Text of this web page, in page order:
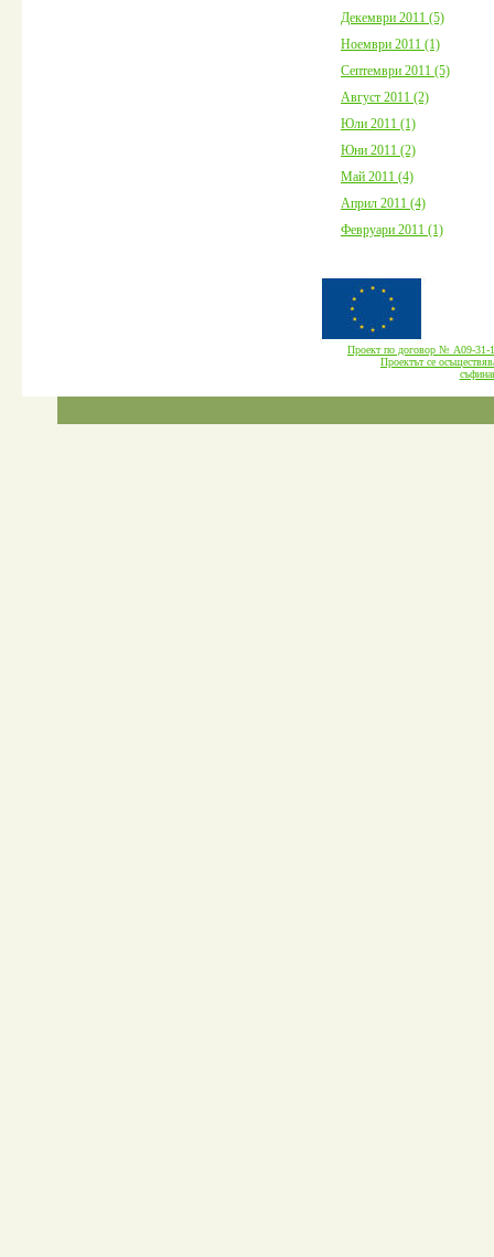
Декември 2011 (5)
Ноември 2011 (1)
Септември 2011 (5)
Август 2011 (2)
Юли 2011 (1)
Юни 2011 (2)
Май 2011 (4)
Април 2011 (4)
Февруари 2011 (1)
Проект по договор № А09-
Проектът се